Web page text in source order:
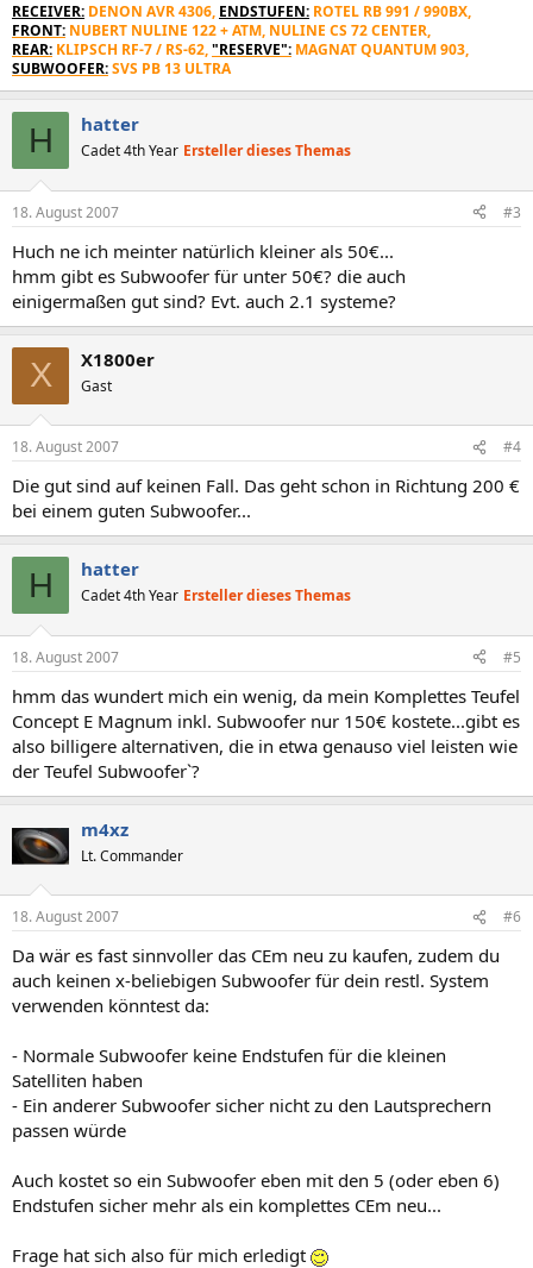
RECEIVER: DENON AVR 4306, ENDSTUFEN: ROTEL RB 991 / 990BX,
FRONT: NUBERT NULINE 122 + ATM, NULINE CS 72 CENTER,
REAR: KLIPSCH RF-7 / RS-62,"RESERVE": MAGNAT QUANTUM 903,
SUBWOOFER:SVS PB 13 ULTRA
H hatter
Cadet 4th Year Ersteller dieses Themas
18. August 2007 #3
Huch ne ich meinter natürlich kleiner als 50€...
hmm gibt es Subwoofer für unter 50€? die auch
einigermaßen gut sind? Evt. auch 2.1 systeme?
X X1800er
Gast
18. August 2007 #4
Die gut sind auf keinen Fall. Das geht schon in Richtung 200 €
bei einem guten Subwoofer...
H hatter
Cadet 4th Year Ersteller dieses Themas
18. August 2007 #5
hmm das wundert mich ein wenig, da mein Komplettes Teufel
Concept E Magnum inkl. Subwoofer nur 150€ kostete...gibt es
also billigere alternativen, die in etwa genauso viel leisten wie
der Teufel Subwoofer`?
m4xz
Lt. Commander
18. August 2007 #6
Da wär es fast sinnvoller das CEm neu zu kaufen, zudem du
auch keinen x-beliebigen Subwoofer für dein restl. System
verwenden könntest da:
- Normale Subwoofer keine Endstufen für die kleinen
Satelliten haben
- Ein anderer Subwoofer sicher nicht zu den Lautsprechern
passen würde
Auch kostet so ein Subwoofer eben mit den 5 (oder eben 6)
Endstufen sicher mehr als ein komplettes CEm neu...
Frage hat sich also für mich erledigt